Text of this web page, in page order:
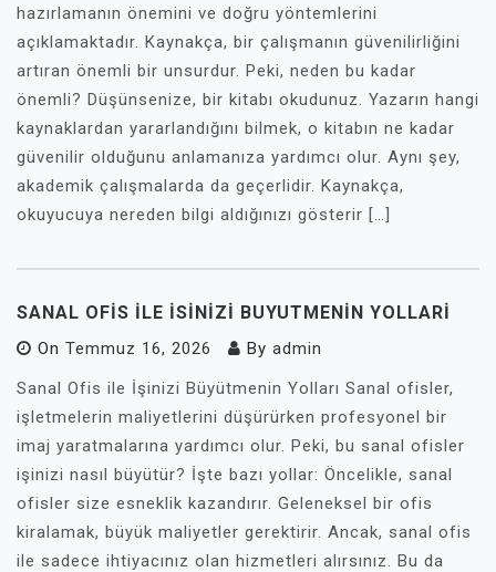
hazırlamanın önemini ve doğru yöntemlerini
açıklamaktadır. Kaynakça, bir çalışmanın güvenilirliğini
artıran önemli bir unsurdur. Peki, neden bu kadar
önemli? Düşünsenize, bir kitabı okudunuz. Yazarın hangi
kaynaklardan yararlandığını bilmek, o kitabın ne kadar
güvenilir olduğunu anlamanıza yardımcı olur. Aynı şey,
akademik çalışmalarda da geçerlidir. Kaynakça,
okuyucuya nereden bilgi aldığınızı gösterir […]
SANAL OFIS İLE İSINIZI BUYUTMENIN YOLLARI
On Temmuz 16, 2026 By admin
Sanal Ofis ile İşinizi Büyütmenin Yolları Sanal ofisler,
işletmelerin maliyetlerini düşürürken profesyonel bir
imaj yaratmalarına yardımcı olur. Peki, bu sanal ofisler
işinizi nasıl büyütür? İşte bazı yollar: Öncelikle, sanal
ofisler size esneklik kazandırır. Geleneksel bir ofis
kiralamak, büyük maliyetler gerektirir. Ancak, sanal ofis
ile sadece ihtiyacınız olan hizmetleri alırsınız. Bu da